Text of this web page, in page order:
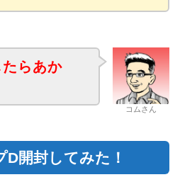
コムさん
らあか
開封してみた！